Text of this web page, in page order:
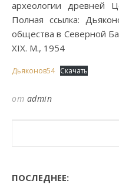
археологии древней
Полная ссылка:
общества в Северной
XIX. М., 1954
Дьяконов54 Скачать
от admin
ПОСЛЕДНЕЕ: